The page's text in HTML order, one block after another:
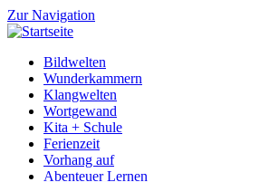
Zur Navigation
Bildwelten
Wunderkammern
Klangwelten
Wortgewand
Kita + Schule
Ferienzeit
Vorhang auf
Abenteuer Lernen